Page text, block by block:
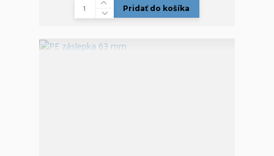
Pridať do košíka